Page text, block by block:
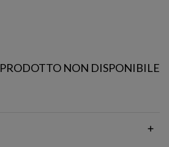
PRODOTTO NON DISPONIBILE